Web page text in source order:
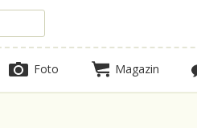
Foto Magazin